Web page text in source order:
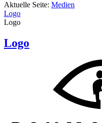
Aktuelle Seite: Medien
Logo
Logo
Logo